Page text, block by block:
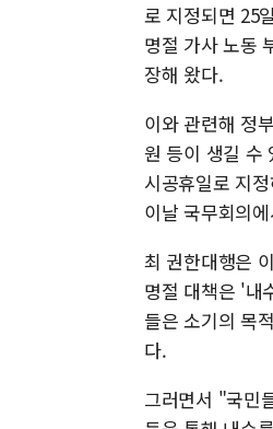
로 지정되면 25
명절 가사 노동
장해 왔다.
이와 관련해 정
원 등이 생길 수
시공휴일로 지
이날 국무회의
최 권한대행은
명절 대책은 '내
들은 소기의 목
다.
그러면서 "국민